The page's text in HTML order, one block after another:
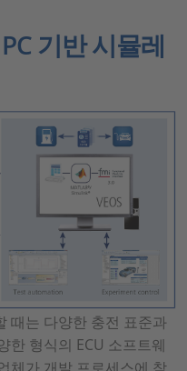
기반 시뮬레
때는 다양한 충전 표준과
한 형식의 ECU 소프트웨